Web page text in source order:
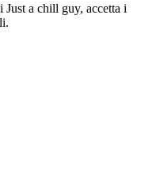
Just a chill guy, accetta i